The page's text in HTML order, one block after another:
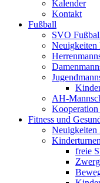
Kalender
Kontakt
Fußball
SVO
Neuigkeiten
AH-
Fitness und
Neuigkeiten
Kinderturnen
freie